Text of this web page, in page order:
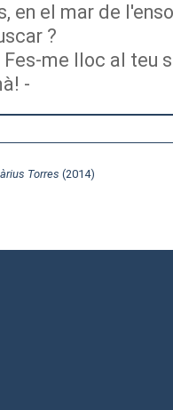
en el mar de
?
me lloc al teu
-
Torres (2014)